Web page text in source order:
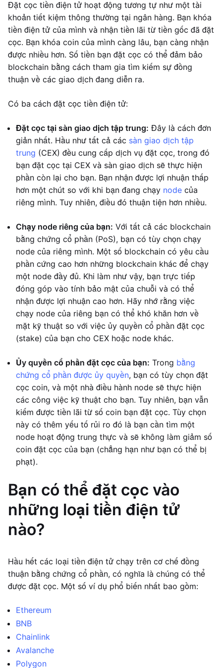
Đặt cọc tiền điện tử hoạt động tương tự như một tài
khoản tiết kiệm thông thường tại ngân hàng. Bạn khóa
tiền điện tử của mình và nhận tiền lãi từ tiền gốc đã đặt
cọc. Bạn khóa coin của mình càng lâu, bạn càng nhận
được nhiều hơn. Số tiền bạn đặt cọc có thể đảm bảo
blockchain bằng cách tham gia tìm kiếm sự đồng
thuận về các giao dịch đang diễn ra.
Có ba cách đặt cọc tiền điện tử:
Đặt cọc tại sàn giao dịch tập trung: Đây là cách đơn
giản nhất. Hầu như tất cả các sàn giao dịch tập
trung (CEX) đều cung cấp dịch vụ đặt cọc, trong đó
bạn đặt cọc tại CEX và sàn giao dịch sẽ thực hiện
phần còn lại cho bạn. Bạn nhận được lợi nhuận thấp
hơn một chút so với khi bạn đang chạy node của
riêng mình. Tuy nhiên, điều đó thuận tiện hơn nhiều.
Chạy node riêng của bạn: Với tất cả các blockchain
bằng chứng cổ phần (PoS), bạn có tùy chọn chạy
node của riêng mình. Một số blockchain có yêu cầu
phần cứng cao hơn những blockchain khác để chạy
một node đầy đủ. Khi làm như vậy, bạn trực tiếp
đóng góp vào tính bảo mật của chuỗi và có thể
nhận được lợi nhuận cao hơn. Hãy nhớ rằng việc
chạy node của riêng bạn có thể khó khăn hơn về
mặt kỹ thuật so với việc ủy quyền cổ phần đặt cọc
(stake) của bạn cho CEX hoặc node khác.
Ủy quyền cổ phần đặt cọc của bạn: Trong bằng
chứng cổ phần được ủy quyền, bạn có tùy chọn đặt
cọc coin, và một nhà điều hành node sẽ thực hiện
các công việc kỹ thuật cho bạn. Tuy nhiên, bạn vẫn
kiếm được tiền lãi từ số coin bạn đặt cọc. Tùy chọn
này có thêm yếu tố rủi ro đó là bạn cần tìm một
node hoạt động trung thực và sẽ không làm giảm số
coin đặt cọc của bạn (chẳng hạn như bạn có thể bị
phạt).
Bạn có thể đặt cọc vào
những loại tiền điện tử
nào?
Hầu hết các loại tiền điện tử chạy trên cơ chế đồng
thuận bằng chứng cổ phần, có nghĩa là chúng có thể
được đặt cọc. Một số ví dụ phổ biến nhất bao gồm:
Ethereum
BNB
Chainlink
Avalanche
Polygon